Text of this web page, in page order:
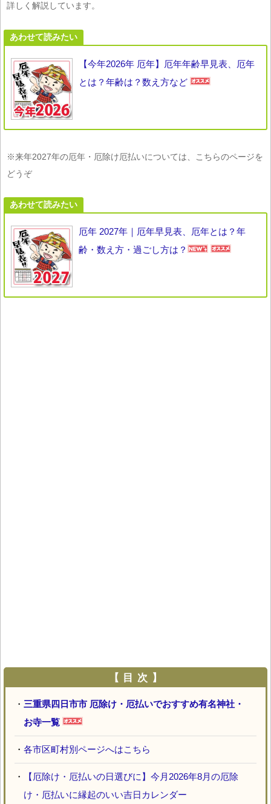
詳しく解説しています。
あわせて読みたい
【今年2026年 厄年】厄年年齢早見表、厄年
とは？年齢は？数え方など
※来年2027年の厄年・厄除け厄払いについては、こちらのページを
どうぞ
あわせて読みたい
厄年 2027年｜厄年早見表、厄年とは？年
齢・数え方・過ごし方は？
【 目 次 】
・ 三重県四日市市 厄除け・厄払いでおすすめ有名神社・
お寺一覧
・ 各市区町村別ページへはこちら
・
【厄除け・厄払いの日選びに】今月2026年8月の厄除
け・厄払いに縁起のいい吉日カレンダー